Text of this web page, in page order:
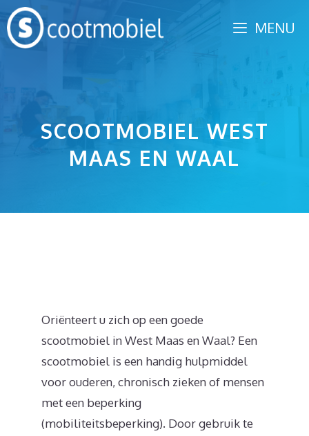
Spring
naar
inhoud
MENU
SCOOTMOBIEL WEST
MAAS EN WAAL
Oriënteert u zich op een goede
scootmobiel in West Maas en Waal? Een
scootmobiel is een handig hulpmiddel
voor ouderen, chronisch zieken of mensen
met een beperking
(mobiliteitsbeperking). Door gebruik te